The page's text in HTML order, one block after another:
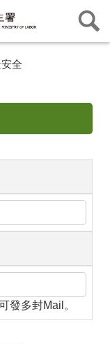
全
發多封Mail。